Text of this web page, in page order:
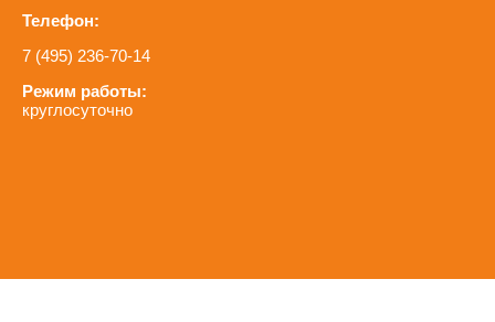
Телефон:
7 (495) 236-70-14
Режим работы:
круглосуточно